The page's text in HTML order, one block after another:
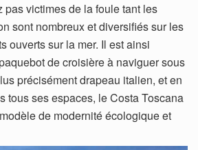
pas victimes de la foule tant les
sont nombreux et diversifiés sur les
ouverts sur la mer. Il est ainsi
de croisière à naviguer sous
précisément drapeau italien, et en
tous ses espaces, le Costa Toscana
de modernité écologique et